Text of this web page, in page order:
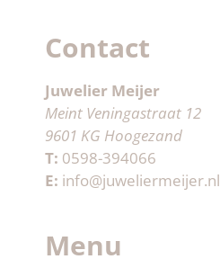
Contact
Juwelier Meijer
Meint Veningastraat 12
9601 KG Hoogezand
T: 0598-394066
E: info@juweliermeijer.nl
Menu